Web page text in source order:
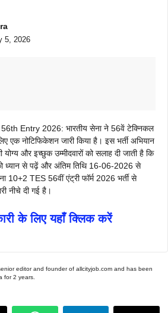
5, 2026
Entry 2026: भारतीय सेना ने 56वें ​​टेक्निकल
एक नोटिफिकेशन जारी किया है। इस भर्ती अभियान
योग्य और इच्छुक उम्मीदवारों को सलाह दी जाती है कि
ध्यान से पढ़ें और अंतिम तिथि 16-06-2026 से
10+2 TES 56वीं एंट्री फॉर्म 2026 भर्ती से
नीचे दी गई है।
के लिए यहाँ क्लिक करें
editor and founder of allcityjob.com and has been
for 2 years.